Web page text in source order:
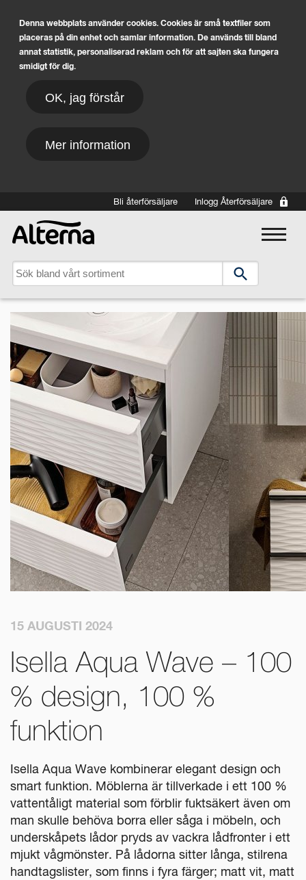
Denna webbplats använder cookies. Cookies är små textfiler som
placeras på din enhet och samlar information. De används till bland
annat statistik, personaliserad reklam och för att sajten ska fungera
smidigt för dig.
OK, jag förstår
Mer information
Hoppa till huvudinnehållBli återförsäljare Inlogg Återförsäljare
Main navigation
Produkter Se alla
Serier
Rita ditt badrum
Om Alterna
Inspiration
Showroom
Kontakta oss
Mitt badrum Arkitekter
15 AUGUSTI 2024
Isella Aqua Wave – 100
% design, 100 %
funktion
Isella Aqua Wave kombinerar elegant design och
smart funktion. Möblerna är tillverkade i ett 100 %
vattentåligt material som förblir fuktsäkert även om
man skulle behöva borra eller såga i möbeln, och
underskåpets lådor pryds av vackra lådfronter i ett
mjukt vågmönster. På lådorna sitter långa, stilrena
handtagslister, som finns i fyra färger; matt vit, matt